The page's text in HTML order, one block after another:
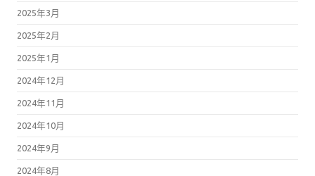
2025年3月
2025年2月
2025年1月
2024年12月
2024年11月
2024年10月
2024年9月
2024年8月